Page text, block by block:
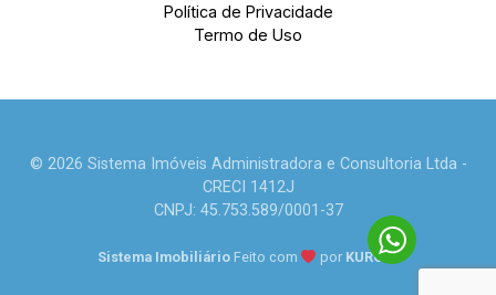
Política de Privacidade
Termo de Uso
© 2026 Sistema Imóveis Administradora e Consultoria Ltda -
CRECI 1412J
CNPJ: 45.753.589/0001-37
Sistema Imobiliário Feito com por KUROLE